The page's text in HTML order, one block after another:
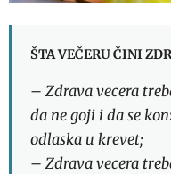
ŠTA VEČERU ČINI
– Zdrava vecera
da ne goji i da se
odlaska u krevet;
– Zdrava vecera